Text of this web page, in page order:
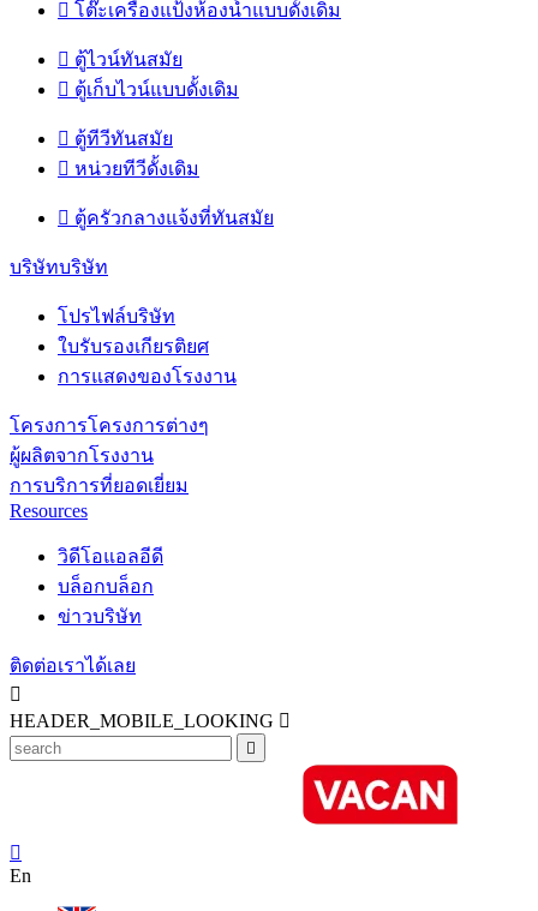
 โต๊ะเครื่องแป้งห้องน้ำแบบดั้งเดิม
 ตู้ไวน์ทันสมัย
 ตู้เก็บไวน์แบบดั้งเดิม
 ตู้ทีวีทันสมัย
 หน่วยทีวีดั้งเดิม
 ตู้ครัวกลางแจ้งที่ทันสมัย
บริษัทบริษัท
โปรไฟล์บริษัท
ใบรับรองเกียรติยศ
การแสดงของโรงงาน
โครงการโครงการต่างๆ
ผู้ผลิตจากโรงงาน
การบริการที่ยอดเยี่ยม
Resources
วิดีโอแอลอีดี
บล็อกบล็อก
ข่าวบริษัท
ติดต่อเราได้เลย

HEADER_MOBILE_LOOKING 


En